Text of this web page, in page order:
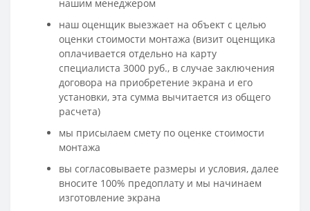
нашим менеджером
наш оценщик выезжает на объект с целью
оценки стоимости монтажа (визит оценщика
оплачивается отдельно на карту
специалиста 3000 руб., в случае заключения
договора на приобретение экрана и его
установки, эта сумма вычитается из общего
расчета)
мы присылаем смету по оценке стоимости
монтажа
вы согласовываете размеры и условия, далее
вносите 100% предоплату и мы начинаем
изготовление экрана